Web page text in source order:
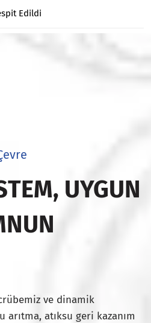
Edildi
UYGUN
ve dinamik
atıksu geri kazanım